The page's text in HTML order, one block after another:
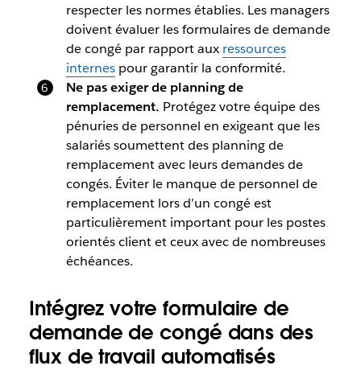
respecter les normes établies. Les managers
doivent évaluer les formulaires de demande
de congé par rapport aux ressources
internespour garantir la conformité.
Ne pas exiger de planning de
remplacement. Protégez votre équipe des
pénuries de personnel en exigeant que les
salariés soumettent des planning de
remplacement avec leurs demandes de
congés. Éviter le manque de personnel de
remplacement lors d’un congé est
particulièrement important pour les postes
orientés client et ceux avec de nombreuses
échéances.
Intégrez votre formulaire de
demande de congé dans des
flux de travail automatisés